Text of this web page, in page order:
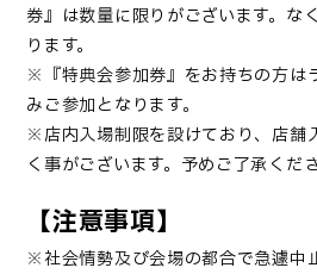
券』は数量に限りがございます。な
ります。
※『特典会参加券』をお持ちの方は
みご参加となります。
※店内入場制限を設けており、店舗
く事がございます。予めご了承くださ
【注意事項】
※社会情勢及び会場の都合で急遽中